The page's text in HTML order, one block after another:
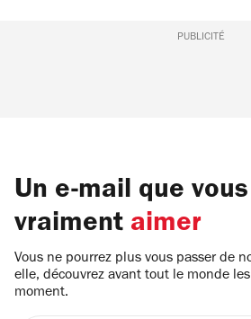
PUBLICITÉ
Un e-mail que
vraiment aimer
Vous ne pourrez plus vous passer de
elle, découvrez avant tout le monde
moment.